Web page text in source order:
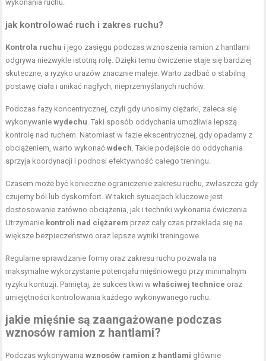
wykonania ruchu.
jak kontrolować ruch i zakres ruchu?
Kontrola ruchu i jego zasięgu podczas wznoszenia ramion z hantlami
odgrywa niezwykle istotną rolę. Dzięki temu ćwiczenie staje się bardziej
skuteczne, a ryzyko urazów znacznie maleje. Warto zadbać o stabilną
postawę ciała i unikać nagłych, nieprzemyślanych ruchów.
Podczas fazy koncentrycznej, czyli gdy unosimy ciężarki, zaleca się
wykonywaniewydechu. Taki sposób oddychania umożliwia lepszą
kontrolę nad ruchem. Natomiast w fazie ekscentrycznej, gdy opadamy z
obciążeniem, warto wykonaćwdech. Takie podejście do oddychania
sprzyja koordynacji i podnosi efektywność całego treningu.
Czasem może być konieczne ograniczenie zakresu ruchu, zwłaszcza gdy
czujemy ból lub dyskomfort. W takich sytuacjach kluczowe jest
dostosowanie zarówno obciążenia, jak i techniki wykonania ćwiczenia.
Utrzymanie kontroli nad ciężarem przez cały czas przekłada się na
większe bezpieczeństwo oraz lepsze wyniki treningowe.
Regularne sprawdzanie formy oraz zakresu ruchu pozwala na
maksymalne wykorzystanie potencjału mięśniowego przy minimalnym
ryzyku kontuzji. Pamiętaj, że sukces tkwi wwłaściwej technice oraz
umiejętności kontrolowania każdego wykonywanego ruchu.
jakie mięśnie są zaangażowane podczas
wznosów ramion z hantlami?
Podczas wykonywaniawznosów ramion z hantlami głównie